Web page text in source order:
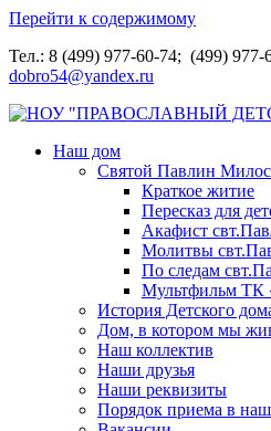
Перейти к содержимому
Тел.: 8 (499) 977-60-74; (499) 977-
dobro54@yandex.ru
НОУ "ПРАВОСЛАВНЫЙ
Наш дом
Святой Павлин
Краткое житие
Пересказ для
Акафист
Молитвы
По следам
Мультфильм
История Детского
Дом, в котором мы
Наш коллектив
Наши друзья
Наши реквизиты
Порядок приема в